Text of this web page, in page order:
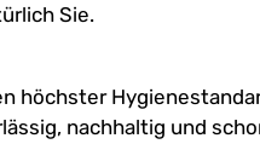
Sie.
höchster
nachhaltig und